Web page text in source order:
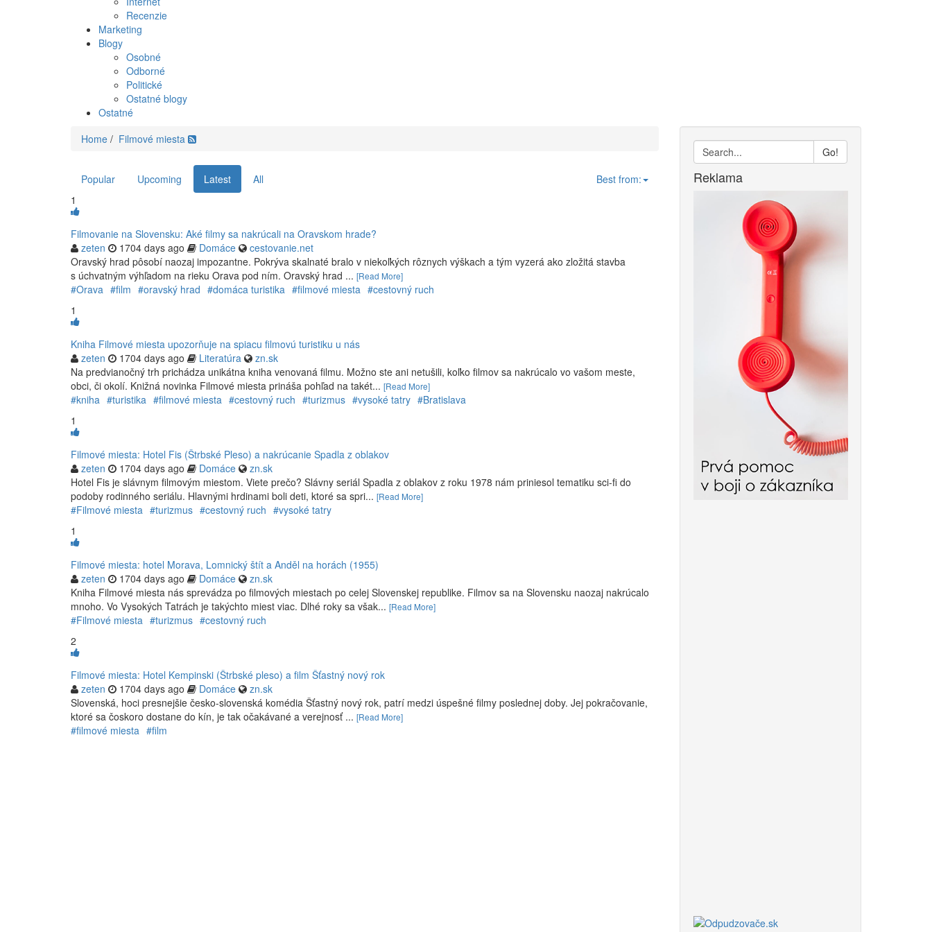
Recenzie
Marketing
Blogy
Osobné
Odborné
Politické
Ostatné blogy
Ostatné
Home / Filmové miesta
Popular Upcoming Latest All
Best from:
1
Filmovanie na Slovensku: Aké filmy sa nakrúcali na Oravskom hrade?
zeten
1704 days ago Domáce
cestovanie.net
Oravský hrad pôsobí naozaj impozantne. Pokrýva skalnaté bralo v niekoľkých rôznych výškach a tým vyzerá ako zložitá stavba
s úchvatným výhľadom na rieku Orava pod ním. Oravský hrad ... [Read More]
#Orava #film #oravský hrad #domáca turistika #filmové miesta #cestovný ruch
1
Kniha Filmové miesta upozorňuje na spiacu filmovú turistiku u nás
zeten
1704 days ago Literatúra
zn.sk
Na predvianočný trh prichádza unikátna kniha venovaná filmu. Možno ste ani netušili, koľko filmov sa nakrúcalo vo vašom meste,
obci, či okolí. Knižná novinka Filmové miesta prináša pohľad na takét... [Read More]
#kniha #turistika #filmové miesta #cestovný ruch #turizmus #vysoké tatry #Bratislava
1
Filmové miesta: Hotel Fis (Štrbské Pleso) a nakrúcanie Spadla z oblakov
zeten
1704 days ago Domáce
zn.sk
Hotel Fis je slávnym filmovým miestom. Viete prečo? Slávny seriál Spadla z oblakov z roku 1978 nám priniesol tematiku sci-fi do
podoby rodinného seriálu. Hlavnými hrdinami boli deti, ktoré sa spri... [Read More]
#Filmové miesta #turizmus #cestovný ruch #vysoké tatry
1
Filmové miesta: hotel Morava, Lomnický štít a Anděl na horách (1955)
zeten
1704 days ago Domáce
zn.sk
Kniha Filmové miesta nás sprevádza po filmových miestach po celej Slovenskej republike. Filmov sa na Slovensku naozaj nakrúcalo
mnoho. Vo Vysokých Tatrách je takýchto miest viac. Dlhé roky sa však... [Read More]
#Filmové miesta #turizmus #cestovný ruch
2
Filmové miesta: Hotel Kempinski (Štrbské pleso) a film Šťastný nový rok
zeten
1704 days ago Domáce
zn.sk
Slovenská, hoci presnejšie česko-slovenská komédia Šťastný nový rok, patrí medzi úspešné filmy poslednej doby. Jej pokračovanie,
ktoré sa čoskoro dostane do kín, je tak očakávané a verejnosť ... [Read More]
#filmové miesta #film
Go!
Reklama